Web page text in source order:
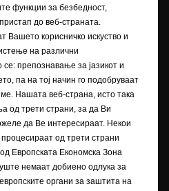
опрема.
може да се однесуваат
опрема што не е вклучена во
информации беа точни за
правото да вршиме промени
дополнителна опрема е достапна
техничките карактеристики
на нашите возила може да се
достапни само во одредени земји
функции за безбедност,
до веб-страната.
Вашето корисничко искуство и
на различни
препознавање за јазикот и
па на тој начин го подобруваат
Нашата веб-страна, исто така
од трети страни, за да Ви
да Ве интересираат. Некои
од трети страни
Европската Економска Зона
немаат добиено одлука за
органи за заштита на